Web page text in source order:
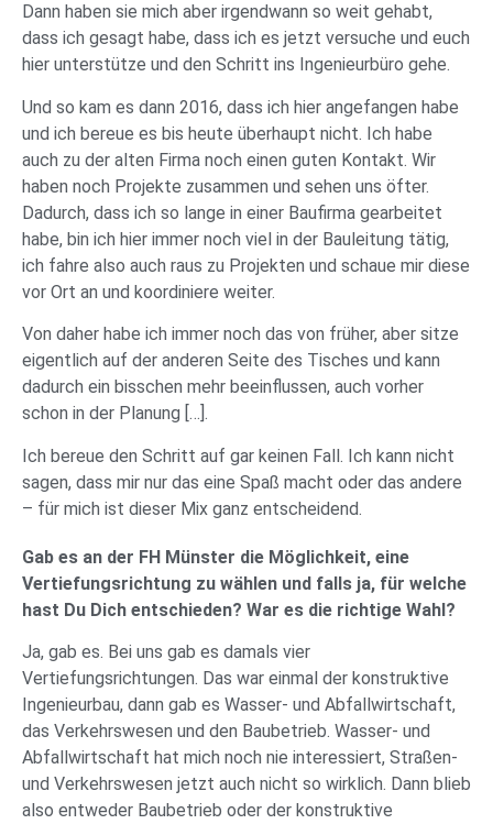
Dann haben sie mich aber irgendwann so weit gehabt,
dass ich gesagt habe, dass ich es jetzt versuche und euch
hier unterstütze und den Schritt ins Ingenieurbüro gehe.
Und so kam es dann 2016, dass ich hier angefangen habe
und ich bereue es bis heute überhaupt nicht. Ich habe
auch zu der alten Firma noch einen guten Kontakt. Wir
haben noch Projekte zusammen und sehen uns öfter.
Dadurch, dass ich so lange in einer Baufirma gearbeitet
habe, bin ich hier immer noch viel in der Bauleitung tätig,
ich fahre also auch raus zu Projekten und schaue mir diese
vor Ort an und koordiniere weiter.
Von daher habe ich immer noch das von früher, aber sitze
eigentlich auf der anderen Seite des Tisches und kann
dadurch ein bisschen mehr beeinflussen, auch vorher
schon in der Planung […].
Ich bereue den Schritt auf gar keinen Fall. Ich kann nicht
sagen, dass mir nur das eine Spaß macht oder das andere
– für mich ist dieser Mix ganz entscheidend.
Gab es an der FH Münster die Möglichkeit, eine
Vertiefungsrichtung zu wählen und falls ja, für welche
hast Du Dich entschieden? War es die richtige Wahl?
Ja, gab es. Bei uns gab es damals vier
Vertiefungsrichtungen. Das war einmal der konstruktive
Ingenieurbau, dann gab es Wasser- und Abfallwirtschaft,
das Verkehrswesen und den Baubetrieb. Wasser- und
Abfallwirtschaft hat mich noch nie interessiert, Straßen-
und Verkehrswesen jetzt auch nicht so wirklich. Dann blieb
also entweder Baubetrieb oder der konstruktive